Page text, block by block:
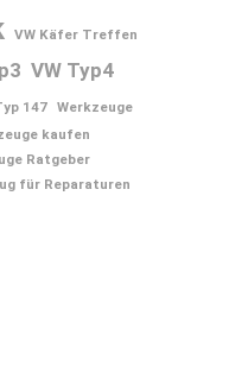
VW Käfer Treffen
VW Typ4
147 Werkzeuge
kaufen
Ratgeber
für Reparaturen